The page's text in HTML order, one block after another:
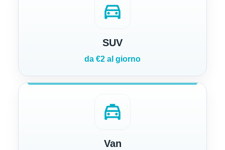
directions_car
SUV
da €2 al giorno
local_taxi
Van